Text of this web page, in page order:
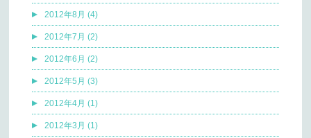
2012年8月 (4)
2012年7月 (2)
2012年6月 (2)
2012年5月 (3)
2012年4月 (1)
2012年3月 (1)